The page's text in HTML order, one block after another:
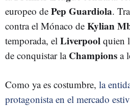
europeo de Pep Guardiola.
contra el Mónaco de Kylian
temporada, el Liverpool quien
de conquistar la Champions a
Como ya es costumbre, la
protagonista en el mercado